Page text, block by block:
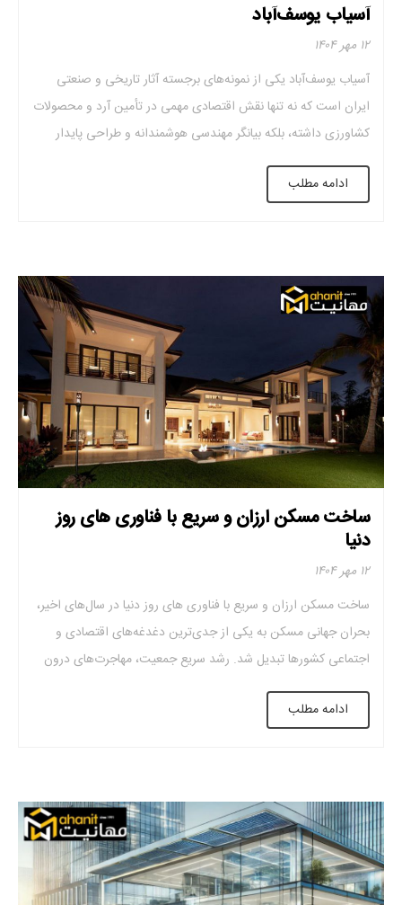
آسیاب یوسف‌آباد
۱۲ مهر ۱۴۰۴
آسیاب یوسف‌آباد یکی از نمونه‌های برجسته آثار تاریخی و صنعتی
ایران است که نه تنها نقش اقتصادی مهمی در تأمین آرد و محصولات
کشاورزی داشته، بلکه بیانگر مهندسی هوشمندانه و طراحی پایدار
سازه‌های سنتی نیز هست. این آسیاب‌ها، با بهره‌ گیری از جریان آب یا
نیروی باد، توانسته‌ اند فرآیند آسیاب کردن گندم و سایر […]
ادامه مطلب
ساخت مسکن ارزان و سریع با فناوری های روز
دنیا
۱۲ مهر ۱۴۰۴
ساخت مسکن ارزان و سریع با فناوری های روز دنیا در سال‌های اخیر،
بحران جهانی مسکن به یکی از جدی‌ترین دغدغه‌های اقتصادی و
اجتماعی کشورها تبدیل شد. رشد سریع جمعیت، مهاجرت‌های درون
‌شهری و بین‌ شهری، افزایش هزینه زمین و مصالح، و ناکارآمدی
الگوهای سنتی ساخت ‌وساز، باعث شد بسیاری از خانوارها به خانه ‌ای
ادامه مطلب